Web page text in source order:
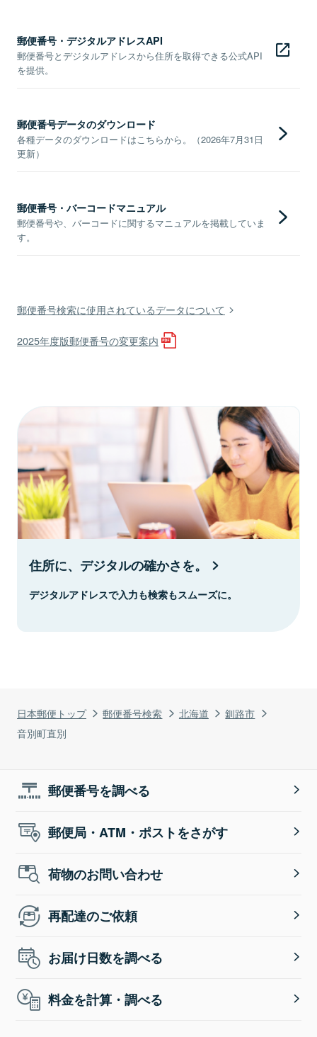
日本郵便トップ 郵便番号検索 北海道
釧路市
音別町直別
郵便番号・デジタルアドレスAPI
郵便番号とデジタルアドレスから住所を取得できる公式API
を提供。
郵便番号データのダウンロード
各種データのダウンロードはこちらから。（2026年7月31日
更新）
郵便番号・バーコードマニュアル
郵便番号や、バーコードに関するマニュアルを掲載していま
す。
郵便番号検索に使用されているデータについて
2025年度版郵便番号の変更案内
住所に、デジタルの確かさを。
デジタルアドレスで入力も検索もスムーズに。
郵便番号を調べる
郵便局・ATM・ポストをさがす
荷物のお問い合わせ
再配達のご依頼
お届け日数を調べる
料金を計算・調べる